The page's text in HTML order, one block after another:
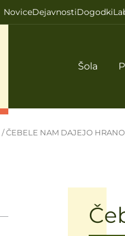
NoviceDejavnostiDogodki
Šola
/ČEBELE NAM DAJEJO